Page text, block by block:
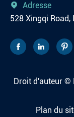

Adresse
528 Xingqi Road,
  
Droit d'auteur ©
Plan du